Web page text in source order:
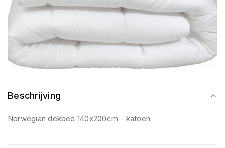
Beschrijving
Norwegian dekbed 140x200cm - katoen